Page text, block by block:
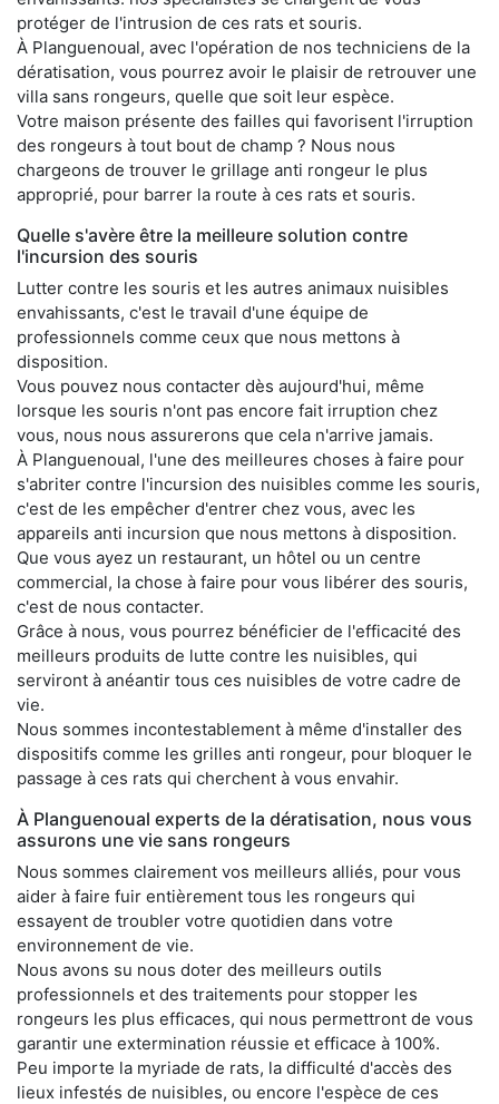
protéger de l'intrusion de ces rats et souris.
À Planguenoual, avec l'opération de nos techniciens de la
dératisation, vous pourrez avoir le plaisir de retrouver une
villa sans rongeurs, quelle que soit leur espèce.
Votre maison présente des failles qui favorisent l'irruption
des rongeurs à tout bout de champ ? Nous nous
chargeons de trouver le grillage anti rongeur le plus
approprié, pour barrer la route à ces rats et souris.
Quelle s'avère être la meilleure solution contre
l'incursion des souris
Lutter contre les souris et les autres animaux nuisibles
envahissants, c'est le travail d'une équipe de
professionnels comme ceux que nous mettons à
disposition.
Vous pouvez nous contacter dès aujourd'hui, même
lorsque les souris n'ont pas encore fait irruption chez
vous, nous nous assurerons que cela n'arrive jamais.
À Planguenoual, l'une des meilleures choses à faire pour
s'abriter contre l'incursion des nuisibles comme les souris,
c'est de les empêcher d'entrer chez vous, avec les
appareils anti incursion que nous mettons à disposition.
Que vous ayez un restaurant, un hôtel ou un centre
commercial, la chose à faire pour vous libérer des souris,
c'est de nous contacter.
Grâce à nous, vous pourrez bénéficier de l'efficacité des
meilleurs produits de lutte contre les nuisibles, qui
serviront à anéantir tous ces nuisibles de votre cadre de
vie.
Nous sommes incontestablement à même d'installer des
dispositifs comme les grilles anti rongeur, pour bloquer le
passage à ces rats qui cherchent à vous envahir.
À Planguenoual experts de la dératisation, nous vous
assurons une vie sans rongeurs
Nous sommes clairement vos meilleurs alliés, pour vous
aider à faire fuir entièrement tous les rongeurs qui
essayent de troubler votre quotidien dans votre
environnement de vie.
Nous avons su nous doter des meilleurs outils
professionnels et des traitements pour stopper les
rongeurs les plus efficaces, qui nous permettront de vous
garantir une extermination réussie et efficace à 100%.
Peu importe la myriade de rats, la difficulté d'accès des
lieux infestés de nuisibles, ou encore l'espèce de ces